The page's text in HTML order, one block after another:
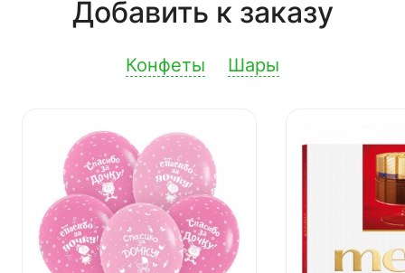
Добавить к заказу
Конфеты Шары